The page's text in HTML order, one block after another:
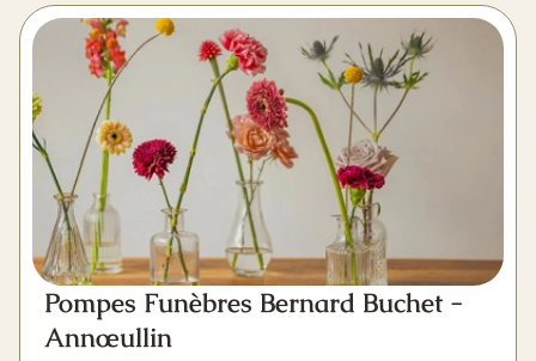
Pompes Funèbres Bernard Buchet -
Annœullin